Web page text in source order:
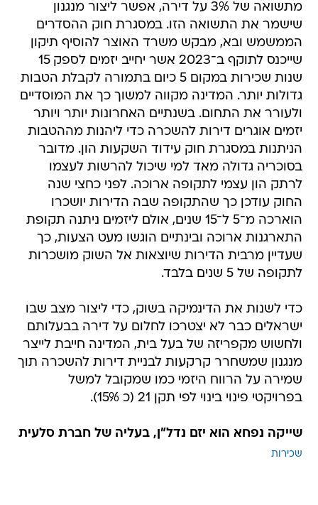
מתשואה של 3% על דירה, אפשר ליצור מנגנון
שישמר את התשואה הזו. במסגרת חוק ההסדרים
הממשמש ובא, מבקש משרד האוצר להוסיף תיקון
שייכנס לתוקף ב־2023 אשר יחייב יזמים לספק 15
שנות שכירות במקום 5 כיום בתמורה לקבלת הטבות
גדולות יותר. המדינה מקווה למשוך כך את המוסדיים
ולעורר את התחום. בשנתיים האחרונות יותר ויותר
יזמים אוגרים דירות להשכרה כדי ליהנות מההטבות
הניתנות במסגרת חוק עידוד השקעות הון. מדובר
בסוכריה גדולה מאד למי שיכול להרשות לעצמו
לרתק הון עצמי לתקופה ארוכה. לפני כחצי שנה
החוק עודכן כך שהתקופה שבה הדירות יושכרו
הוארכה מ־5 ל־15 שנים, אולם ליזמים ניתנה תקופת
התארגנות ארוכה ובינתיים הוגשו מעט הצעות, כך
שעדיין מרבית הדירות שיוצאות אל השוק מושכרות
לתקופה של 5 שנים בלבד.
כדי לשנות את הדינמיקה בשוק, כדי ליצור מצב שבו
ישראלים כבר לא יצטרכו לחלום על דירה בבעלותם
ולחשוש מקפריזה של בעל בית, המדינה חייבת לייצר
מנגנון שמשחרר קרקעות לבניית דירות להשכרה תוך
שמירה על הרווח היזמי כמו שמקובל למשל
בפרויקטי פינוי בינוי לפי תקן 21 (כ 15%).
שייקה נפחא הוא יזם נדל"ן, בעליה של חברת סלעית
שכירות